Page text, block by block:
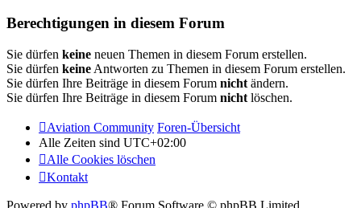
Berechtigungen in diesem Forum
Sie dürfen keine neuen Themen in diesem Forum erstellen.
Sie dürfen keine Antworten zu Themen in diesem Forum erstellen.
Sie dürfen Ihre Beiträge in diesem Forum nicht ändern.
Sie dürfen Ihre Beiträge in diesem Forum nicht löschen.
Aviation Community Foren-Übersicht
Alle Zeiten sind UTC+02:00
Alle Cookies löschen
Kontakt
Powered by phpBB® Forum Software © phpBB Limited